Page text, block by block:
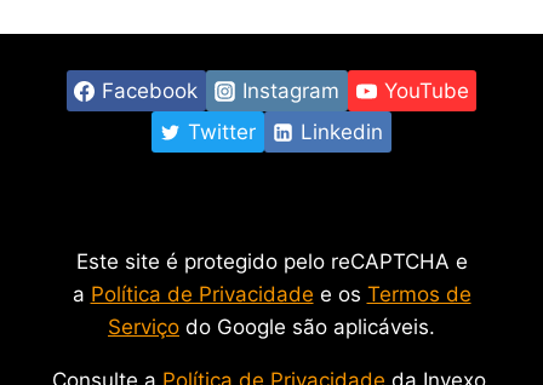
Facebook Instagram
YouTube
Twitter
Linkedin
Este site é protegido pelo reCAPTCHA e
a Política de Privacidade e os Termos de
Serviço do Google são aplicáveis.
Consulte a Política de Privacidade da Invexo.